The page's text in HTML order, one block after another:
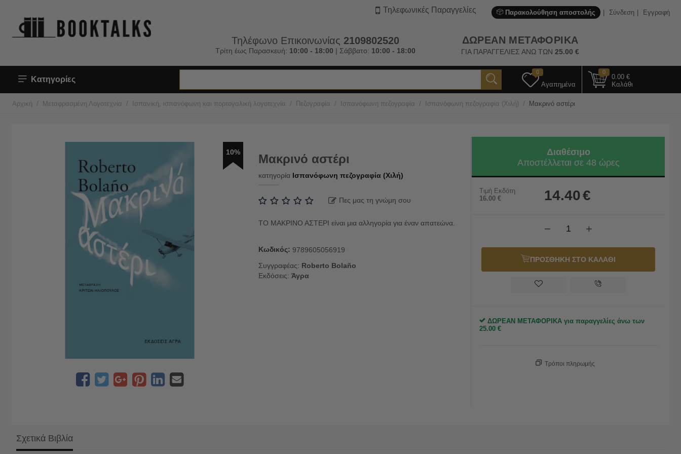
Παρακολούθηση αποστολής Σύνδεση Εγγραφή
Τηλεφωνικές Παραγγελίες
Τηλέφωνο Επικοινωνίας 2109802520
Τρίτη έως Παρασκευή: 10:00 - 18:00 | Σάββατο: 10:00 - 18:00
ΔΩΡΕΑΝ ΜΕΤΑΦΟΡΙΚΑ
ΓΙΑ ΠΑΡΑΓΓΕΛΙΕΣ ΑΝΩ ΤΩΝ25.00 €
Κατηγορίες
0
Αγαπημένα
0
0.00 €
Καλάθι
Αρχική / Μεταφρασμένη Λογοτεχνία / Ισπανική, ισπανόφωνη και πορτογαλική λογοτεχνία / Πεζογραφία / Ισπανόφωνη πεζογραφία / Ισπανόφωνη πεζογραφία (Χιλή) / Μακρινό αστέρι
10% Μακρινό αστέρι
κατηγορία Ισπανόφωνη πεζογραφία (Χιλή)
Πες μας τη γνώμη σου
ΤO ΜΑΚΡΙΝO AΣΤΕΡΙ είναι μια αλληγορία για έναν απατεώνα.
Κωδικός: 9789605056919
Συγγραφέας: Roberto Bolaño
Εκδόσεις: Άγρα
Διαθέσιμο
Αποστέλλεται σε 48 ώρες
Τιμή Εκδότη
16.00 € 14.40€
+
−
ΠΡΟΣΘΗΚΗ ΣΤΟ ΚΑΛΑΘΙ
ΔΩΡΕΑΝ ΜΕΤΑΦΟΡΙΚΑ για παραγγελίες άνω των
25.00 €
Τρόποι πληρωμής
Σχετικά Βιβλία